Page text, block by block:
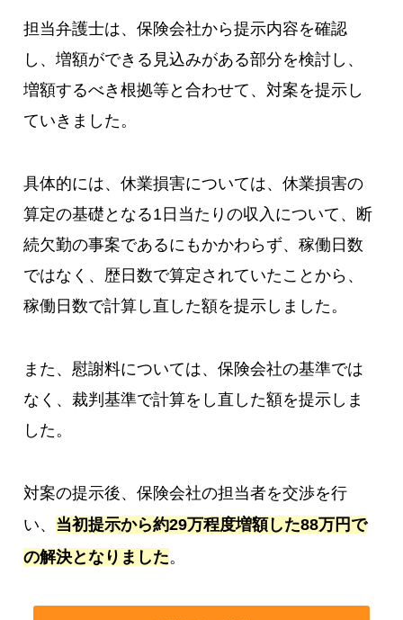
担当弁護士は、保険会社から提示内容を確認
し、増額ができる見込みがある部分を検討し、
増額するべき根拠等と合わせて、対案を提示し
ていきました。
具体的には、休業損害については、休業損害の
算定の基礎となる1日当たりの収入について、断
続欠勤の事案であるにもかかわらず、稼働日数
ではなく、歴日数で算定されていたことから、
稼働日数で計算し直した額を提示しました。
また、慰謝料については、保険会社の基準では
なく、裁判基準で計算をし直した額を提示しま
した。
対案の提示後、保険会社の担当者を交渉を行
い、 当初提示から約29万程度増額した88万円で
の解決となりました。